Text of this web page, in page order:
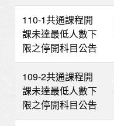
110-1共通課程開
課未達最低人數下
限之停開科目公告
109-2共通課程開
課未達最低人數下
限之停開科目公告